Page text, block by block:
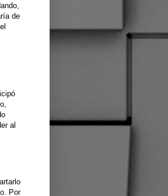
de
al
Por